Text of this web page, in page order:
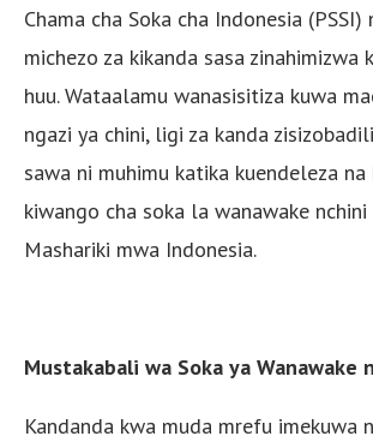
Chama cha Soka cha Indonesia
michezo za kikanda sasa zinahimizwa
huu. Wataalamu wanasisitiza kuwa
ngazi ya chini, ligi za kanda
sawa ni muhimu katika kuendeleza na
kiwango cha soka la wanawake
Mashariki mwa Indonesia.
Mustakabali wa Soka ya Wanawake
Kandanda kwa muda mrefu imekuwa